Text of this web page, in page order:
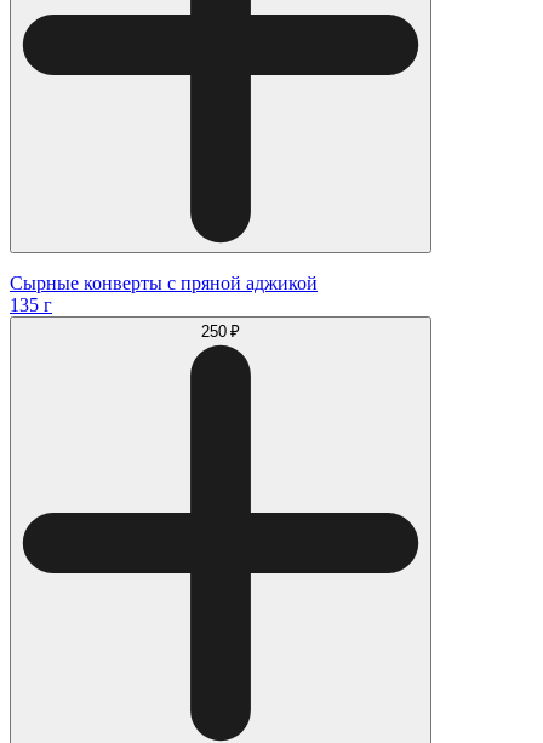
Сырные конверты с пряной аджикой
135 г
250 ₽